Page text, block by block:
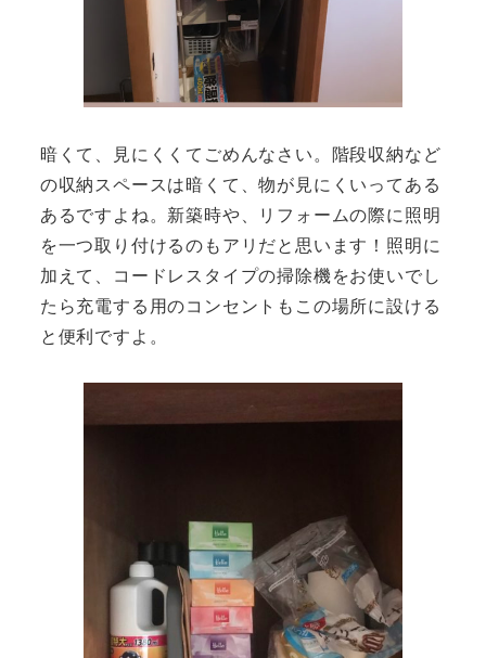
暗くて、見にくくてごめんなさい。階段収納など
の収納スペースは暗くて、物が見にくいってある
あるですよね。新築時や、リフォームの際に照明
を一つ取り付けるのもアリだと思います！照明に
加えて、コードレスタイプの掃除機をお使いでし
たら充電する用のコンセントもこの場所に設ける
と便利ですよ。